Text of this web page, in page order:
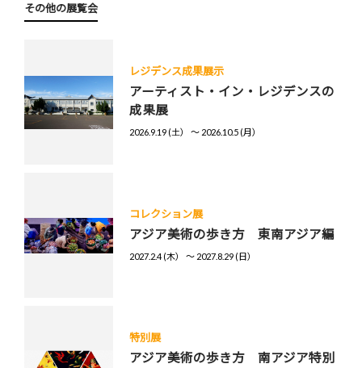
その他の展覧会
レジデンス成果展示
アーティスト・イン・レジデンスの
成果展
2026.9.19 (土） 〜 2026.10.5 (月）
コレクション展
アジア美術の歩き方 東南アジア編
2027.2.4 (木） 〜 2027.8.29 (日）
特別展
アジア美術の歩き方 南アジア特別